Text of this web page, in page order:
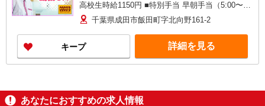
高校生時給1150円 ■特別手当 早朝手当（5:00〜
8:00）時給＋100円
千葉県成田市飯田町字北向野161-2
キープ 詳細を見る
あなたにおすすめの求人情報